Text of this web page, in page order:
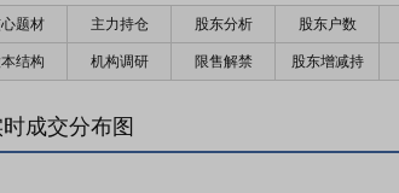
题材 主力持仓 股东分析 股东户数
结构 机构调研 限售解禁 股东增减持
成交分布图